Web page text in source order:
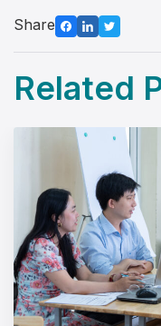
Share
Related